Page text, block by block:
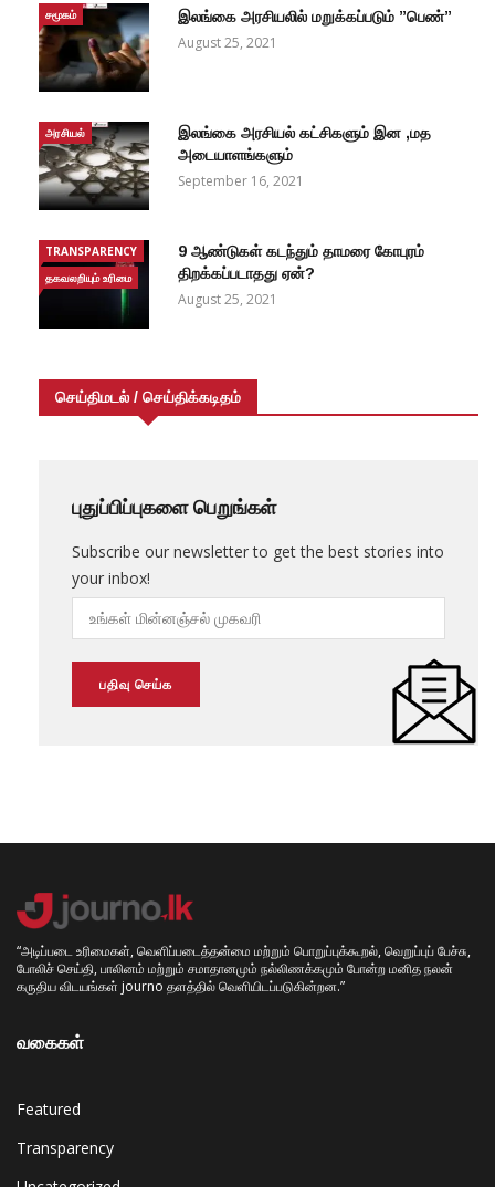
சமூகம் இலங்கை அரசியலில் மறுக்கப்படும் ”பெண்”
August 25, 2021
அரசியல்
இலங்கை அரசியல் கட்சிகளும் இன ,மத
அடையாளங்களும்
September 16, 2021
TRANSPARENCY
தகவலறியும் உரிமை
9 ஆண்டுகள் கடந்தும் தாமரை கோபுரம்
திறக்கப்படாதது ஏன்?
August 25, 2021
செய்திமடல் / செய்திக்கடிதம்
புதுப்பிப்புகளை பெறுங்கள்
Subscribe our newsletter to get the best stories into
your inbox!
“அடிப்படை உரிமைகள், வெளிப்படைத்தன்மை மற்றும் பொறுப்புக்கூறல், வெறுப்புப் பேச்சு,
போலிச் செய்தி, பாலினம் மற்றும் சமாதானமும் நல்லிணக்கமும் போன்ற மனித நலன்
கருதிய விடயங்கள் journo தளத்தில் வெளியிடப்படுகின்றன.”
வகைகள்
Featured
Transparency